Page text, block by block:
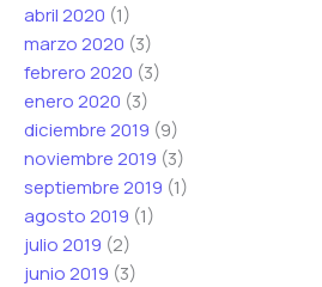
abril 2020 (1)
marzo 2020 (3)
febrero 2020 (3)
enero 2020 (3)
diciembre 2019 (9)
noviembre 2019 (3)
septiembre 2019 (1)
agosto 2019 (1)
julio 2019 (2)
junio 2019 (3)